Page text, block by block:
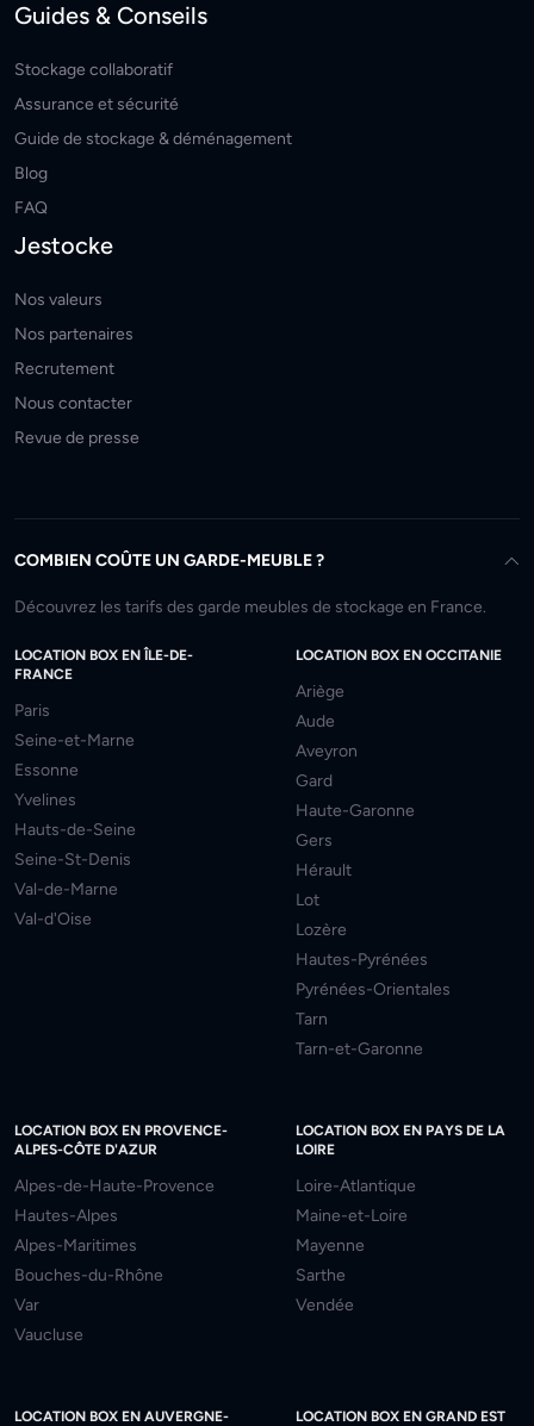
Guides & Conseils
Stockage collaboratif
Assurance et sécurité
Guide de stockage & déménagement
Blog
FAQ
Jestocke
Nos valeurs
Nos partenaires
Recrutement
Nous contacter
Revue de presse
COMBIEN COÛTE UN GARDE-MEUBLE ?
Découvrez les tarifs des garde meubles de stockage en France.
LOCATION BOX EN ÎLE-DE-
FRANCE
Paris
Seine-et-Marne
Essonne
Yvelines
Hauts-de-Seine
Seine-St-Denis
Val-de-Marne
Val-d'Oise
LOCATION BOX EN OCCITANIE
Ariège
Aude
Aveyron
Gard
Haute-Garonne
Gers
Hérault
Lot
Lozère
Hautes-Pyrénées
Pyrénées-Orientales
Tarn
Tarn-et-Garonne
LOCATION BOX EN PROVENCE-
ALPES-CÔTE D'AZUR
Alpes-de-Haute-Provence
Hautes-Alpes
Alpes-Maritimes
Bouches-du-Rhône
Var
Vaucluse
LOCATION BOX EN PAYS DE LA
LOIRE
Loire-Atlantique
Maine-et-Loire
Mayenne
Sarthe
Vendée
LOCATION BOX EN AUVERGNE-
LOCATION BOX EN GRAND EST